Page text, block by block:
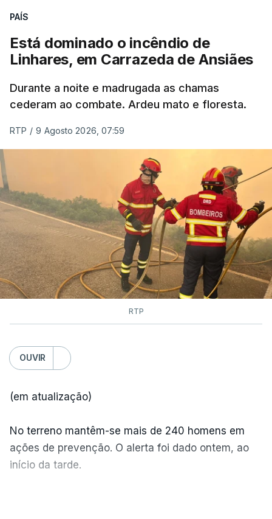
ESTE CONTEÚDO ESTÁ NESTE
PAÍS
Está dominado o incêndio de
Linhares, em Carrazeda de Ansiães
Durante a noite e madrugada as chamas
cederam ao combate. Ardeu mato e floresta.
RTP / 9 Agosto 2026, 07:59
RTP
OUVIR
(em atualização)
No terreno mantêm-se mais de 240 homens em
ações de prevenção. O alerta foi dado ontem, ao
início da tarde.